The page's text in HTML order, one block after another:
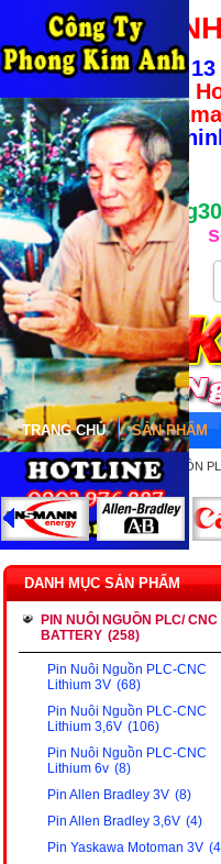
CÔNG TY
Địa chỉ:
Giờ làm việc từ
TRANG CHỦ SẢN PHẨM
Trang chủ » PIN NUÔI NGUỒN
DANH MỤC SẢN PHẨM
PIN NUÔI NGUỒN PLC/ CNC
BATTERY (258)
Pin Nuôi Nguồn PLC-CNC
Lithium 3V (68)
Pin Nuôi Nguồn PLC-CNC
Lithium 3,6V (106)
Pin Nuôi Nguồn PLC-CNC
Lithium 6v (8)
Pin Allen Bradley 3V (8)
Pin Allen Bradley 3,6V (4)
Pin Yaskawa Motoman 3V